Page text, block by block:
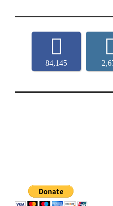
84,145